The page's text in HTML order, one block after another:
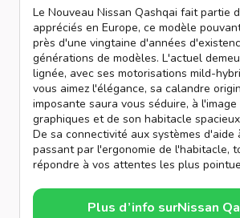
Le Nouveau Nissan Qashqai fait partie
appréciés en Europe, ce modèle
près d'une vingtaine d'années
générations de modèles. L'actuel
lignée, avec ses motorisations mild-
vous aimez l'élégance, sa calandre
imposante saura vous séduire, à
graphiques et de son habitacle
De sa connectivité aux systèmes d'aide
passant par l'ergonomie de l'habitacle,
répondre à vos attentes les plus
Plus d’info surNissan